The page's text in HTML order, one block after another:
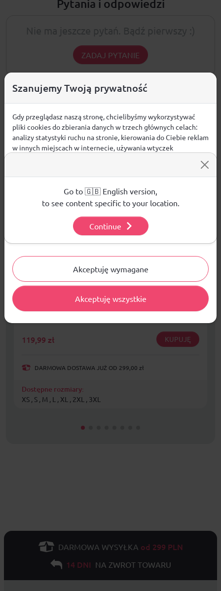
Pytania i odpowiedzi
ZADAJ PYTANIE
WYPRZEDAŻE W DZIALE NOWOŚCI W DZIALE
Koszulka piłkarska Colo Line M ColoLine06
119,99 zł KUPUJĘ
DARMOWA DOSTAWA JUŻ OD 299,00 zł
Dostępne rozmiary:
XS , S , M , L , XL , 2XL , 3XL
DARMOWA WYSYŁKA od 299 PLN
14 DNI NA ZWROT TOWARU
Szanujemy Twoją prywatność
Gdy przeglądasz naszą stronę, chcielibyśmy wykorzystywać
pliki cookies do zbierania danych w trzech głównych celach:
analizy statystyki ruchu na stronie, kierowania do Ciebie reklam
w innych miejscach w internecie, używania wtyczek
używanych plików cookies.
Aby dowiedzieć się więcej o plikach cookie i tym, jak
wykorzystujemy Twoje dane, odwiedź naszą Polityką
Akceptuję wymagane
Akceptuję wszystkie
Go to 🇬🇧 English version,
to see content specific to your location.
Continue